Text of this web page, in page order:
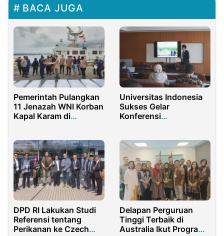
BACA JUGA
Pemerintah Pulangkan
11 Jenazah WNI Korban
Kapal Karam di
Universitas Indonesia
Sukses Gelar
Konferensi
DPD RI Lakukan Studi
Referensi tentang
Perikanan ke Czech
Delapan Perguruan
Tinggi Terbaik di
Australia Ikut Program